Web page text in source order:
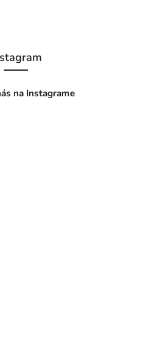
na Instagrame